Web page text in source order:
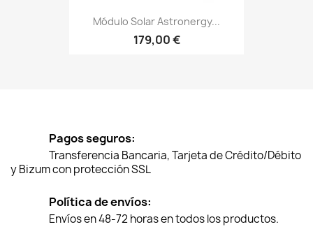
Módulo Solar Astronergy...
179,00 €
Pagos seguros:
Transferencia Bancaria, Tarjeta de Crédito/Débito
y Bizum con protección SSL
Política de envíos:
Envíos en 48-72 horas en todos los productos.